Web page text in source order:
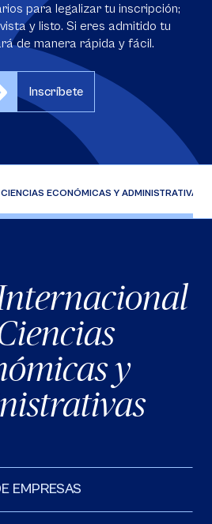
para legalizar tu inscripción;
y listo. Si eres admitido tu
de manera rápida y fácil.
Inscríbete
ECONÓMICAS Y ADMINISTRATIVAS
y
EMPRESAS